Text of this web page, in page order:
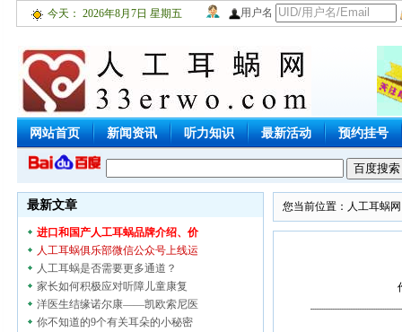
今天： 2026年8月7日 星期五 用户名
网站首页 新闻资讯 听力知识 最新活动 预约挂号
聋儿之家 联系厂商
最新文章
进口和国产人工耳蜗品牌介绍、价
人工耳蜗俱乐部微信公众号上线运
人工耳蜗是否需要更多通道？
家长如何积极应对听障儿童康复
洋医生结缘诺尔康——凯欧索尼医
你不知道的9个有关耳朵的小秘密
您当前位置： 人工耳蜗网